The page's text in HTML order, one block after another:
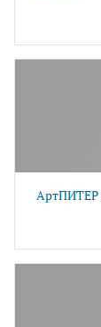
АртПИТЕР